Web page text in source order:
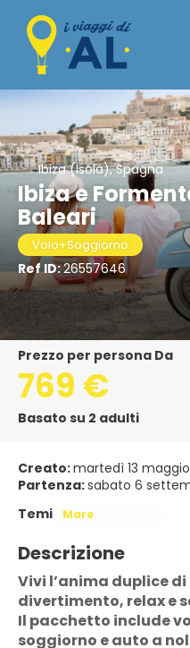
Ibiza (Isola), Spagna
Ibiza e
Baleari
Volo+Soggiorno
Ref ID:26557646
Prezzo per persona Da
769 €
Basato su 2 adulti
Creato:martedì 13
Partenza:sabato 6
Temi
Mare
Descrizione
Vivi l’anima duplice
divertimento, relax e
Il pacchetto include
soggiorno e auto a